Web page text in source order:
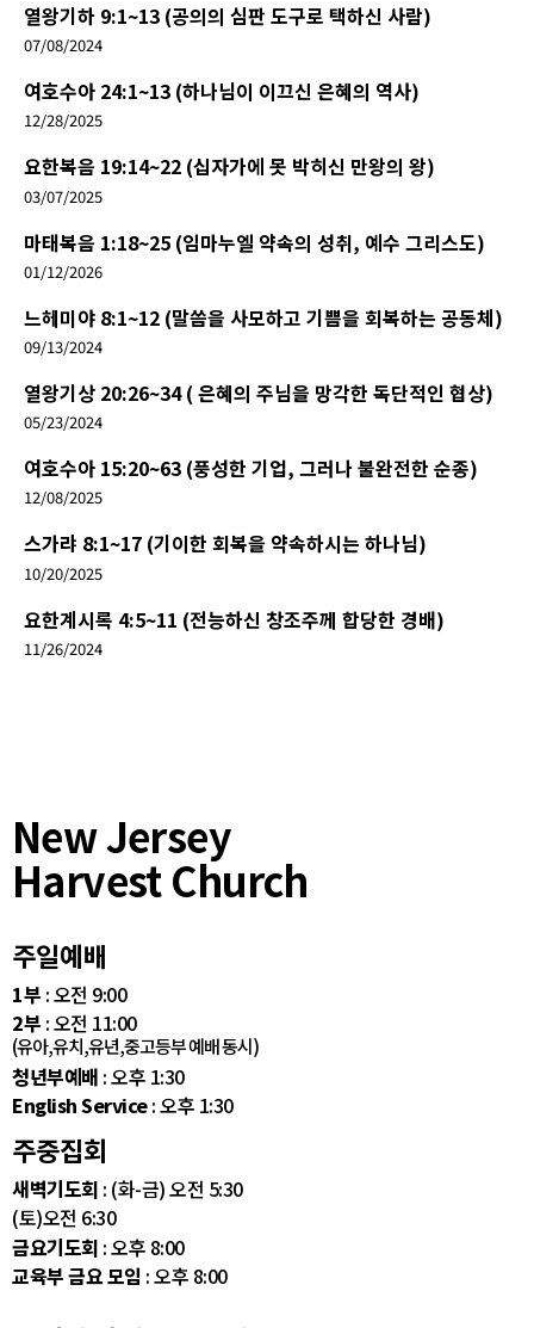
열왕기하 9:1~13 (공의의 심판 도구로 택하신 사람)
07/08/2024
여호수아 24:1~13 (하나님이 이끄신 은혜의 역사)
12/28/2025
요한복음 19:14~22 (십자가에 못 박히신 만왕의 왕)
03/07/2025
마태복음 1:18~25 (임마누엘 약속의 성취, 예수 그리스도)
01/12/2026
느헤미야 8:1~12 (말씀을 사모하고 기쁨을 회복하는 공동체)
09/13/2024
열왕기상 20:26~34 ( 은혜의 주님을 망각한 독단적인 협상)
05/23/2024
여호수아 15:20~63 (풍성한 기업, 그러나 불완전한 순종)
12/08/2025
스가랴 8:1~17 (기이한 회복을 약속하시는 하나님)
10/20/2025
요한계시록 4:5~11 (전능하신 창조주께 합당한 경배)
11/26/2024
New Jersey
Harvest Church
주일예배
1부 : 오전 9:00
2부 : 오전 11:00
(유아,유치,유년,중고등부 예배 동시)
청년부예배 : 오후 1:30
English Service: 오후 1:30
주중집회
새벽기도회 : (화-금) 오전 5:30
(토)오전 6:30
금요기도회 : 오후 8:00
교육부 금요 모임 : 오후 8:00